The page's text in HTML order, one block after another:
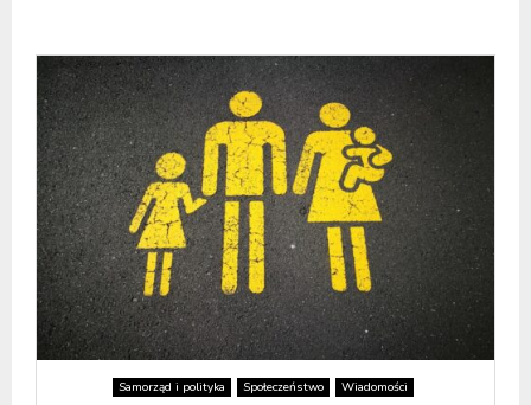
Samorząd i polityka Społeczeństwo Wiadomości